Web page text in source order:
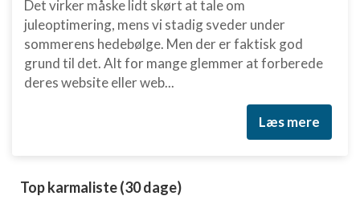
Det virker måske lidt skørt at tale om
juleoptimering, mens vi stadig sveder under
sommerens hedebølge. Men der er faktisk god
grund til det. Alt for mange glemmer at forberede
deres website eller web...
Læs mere
Top karmaliste (30 dage)